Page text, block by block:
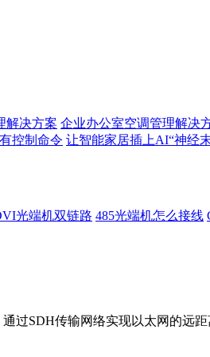
解决方案 企业办公室空调管理解决
控制命令 让智能家居插上AI“神经
光端机双链路 485光端机怎么接线
过SDH传输网络实现以太网的远